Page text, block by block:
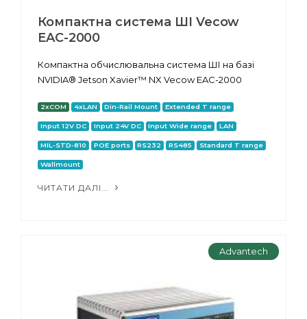
Компактна система ШІ Vecow
EAC-2000
Компактна обчислювальна система ШІ на базі
NVIDIA® Jetson Xavier™ NX Vecow EAC-2000
2xCOM 4xLAN Din-Rail Mount Extended T range
Input 12V DC Input 24V DC Input Wide range LAN
MIL-STD-810 POE ports RS232 RS485 Standard T range
Wallmount
ЧИТАТИ ДАЛІ...
Advantech